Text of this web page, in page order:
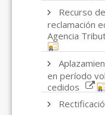
Recurso
reclamación
Agencia
en período
cedidos